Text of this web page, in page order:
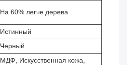
На 60% легче дерева
Истинный
Черный
МДФ, Искусственная кожа,